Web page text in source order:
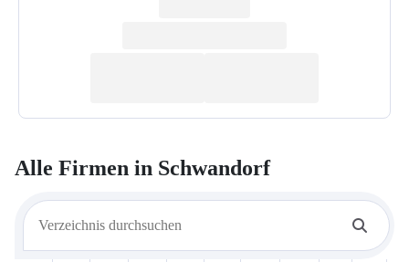
Alle Firmen in Schwandorf